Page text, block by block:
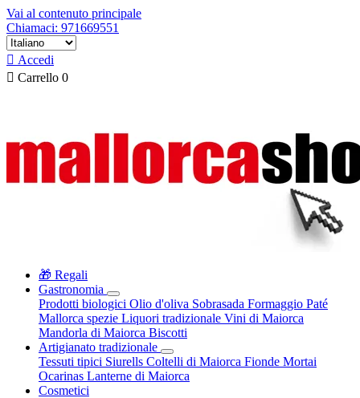
Vai al contenuto principale
Chiamaci: 971669551
 Accedi
 Carrello 0
🎁 Regali
Gastronomia
Prodotti biologici Olio d'oliva Sobrasada Formaggio Paté
Mallorca spezie Liquori tradizionale Vini di Maiorca
Mandorla di Maiorca Biscotti
Artigianato tradizionale
Tessuti tipici Siurells Coltelli di Maiorca Fionde Mortai
Ocarinas Lanterne di Maiorca
Cosmetici